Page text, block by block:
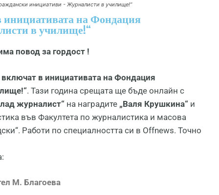
инициативи - Журналисти в училище!“
инициативата на Фондация
в училище!“
повод за гордост !
в инициативата на Фондация
. Тази година срещата ще бъде онлайн с
журналист“ на наградите „Валя Крушкина“ и
във Факултета по журналистика и масова
Работи по специалността си в Offnews. Точно
М. Благоева